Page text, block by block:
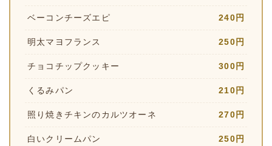
ベーコンチーズエピ 240円
明太マヨフランス 250円
チョコチップクッキー 300円
くるみパン 210円
照り焼きチキンのカルツオーネ 270円
白いクリームパン 250円